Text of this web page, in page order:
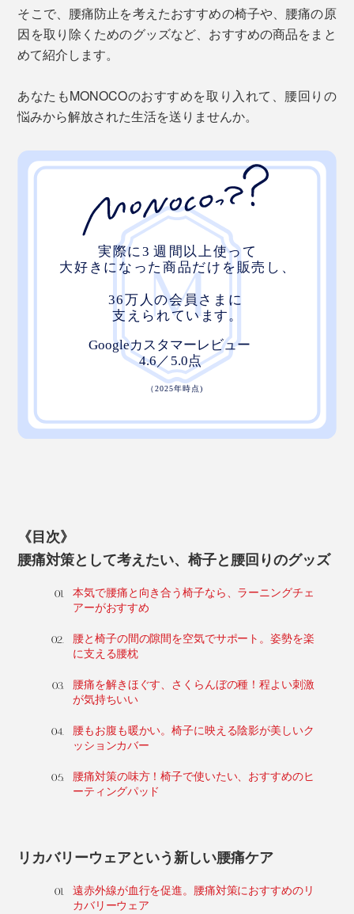
そこで、腰痛防止を考えたおすすめの椅子や、腰痛の原
因を取り除くためのグッズなど、おすすめの商品をまと
めて紹介します。
あなたもMONOCOのおすすめを取り入れて、腰回りの
悩みから解放された生活を送りませんか。
《目次》
腰痛対策として考えたい、椅子と腰回りのグッズ
本気で腰痛と向き合う椅子なら、ラーニングチェ
アーがおすすめ
腰と椅子の間の隙間を空気でサポート。姿勢を楽
に支える腰枕
腰痛を解きほぐす、さくらんぼの種！程よい刺激
が気持ちいい
腰もお腹も暖かい。椅子に映える陰影が美しいク
ッションカバー
腰痛対策の味方！椅子で使いたい、おすすめのヒ
ーティングパッド
リカバリーウェアという新しい腰痛ケア
遠赤外線が血行を促進。腰痛対策におすすめのリ
カバリーウェア